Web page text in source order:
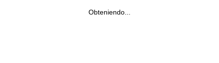
Obteniendo...